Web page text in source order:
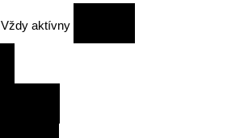
cookies
Vždy aktívny